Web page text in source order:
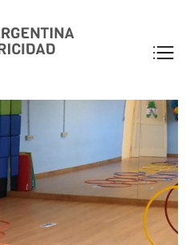
Asociación
Argentina
Profesionales
matriculados de